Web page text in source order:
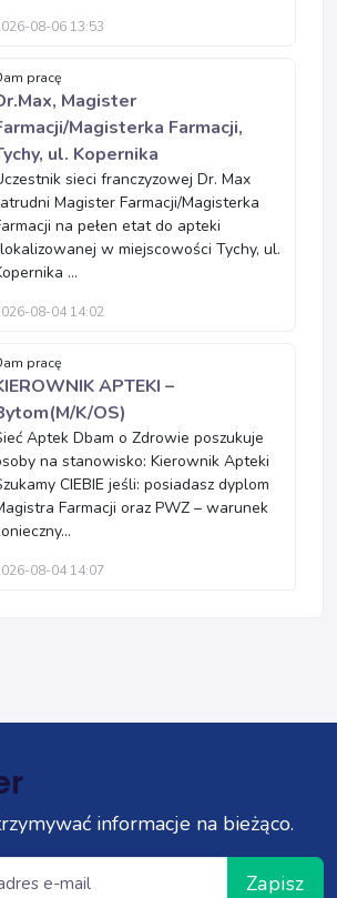
08-06 13:53
pracę
Magister
Magisterka Farmacji,
ul. Kopernika
sieci franczyzowej Dr. Max
Magister Farmacji/Magisterka
na pełen etat do apteki
w miejscowości Tychy, ul.
...
08-04 14:02
pracę
APTEKI –
K/OS)
Aptek Dbam o Zdrowie poszukuje
na stanowisko: Kierownik Apteki
CIEBIE jeśli: posiadasz dyplom
Farmacji oraz PWZ – warunek
08-04 14:07
informacje na bieżąco.
Zapisz